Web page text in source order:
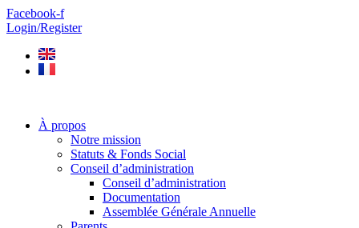
Aller
au
Facebook-f
Login/Register
À propos
Notre mission
Statuts & Fonds Social
Conseil d’administration
Conseil d’administration
Documentation
Assemblée Générale Annuelle